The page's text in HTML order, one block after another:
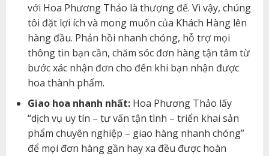
với Hoa Phương Thảo là thượng đế. Vì vậy, chúng
tôi đặt lợi ích và mong muốn của Khách Hàng lên
hàng đầu. Phản hồi nhanh chóng, hỗ trợ mọi
thông tin bạn cần, chăm sóc đơn hàng tận tâm từ
bước xác nhận đơn cho đến khi bạn nhận được
hoa thành phẩm.
Giao hoa nhanh nhất:Hoa Phương Thảo lấy
“dịch vụ uy tín – tư vấn tận tình – triển khai sản
phẩm chuyên nghiệp – giao hàng nhanh chóng”
để mọi đơn hàng gần hay xa đều được hoàn